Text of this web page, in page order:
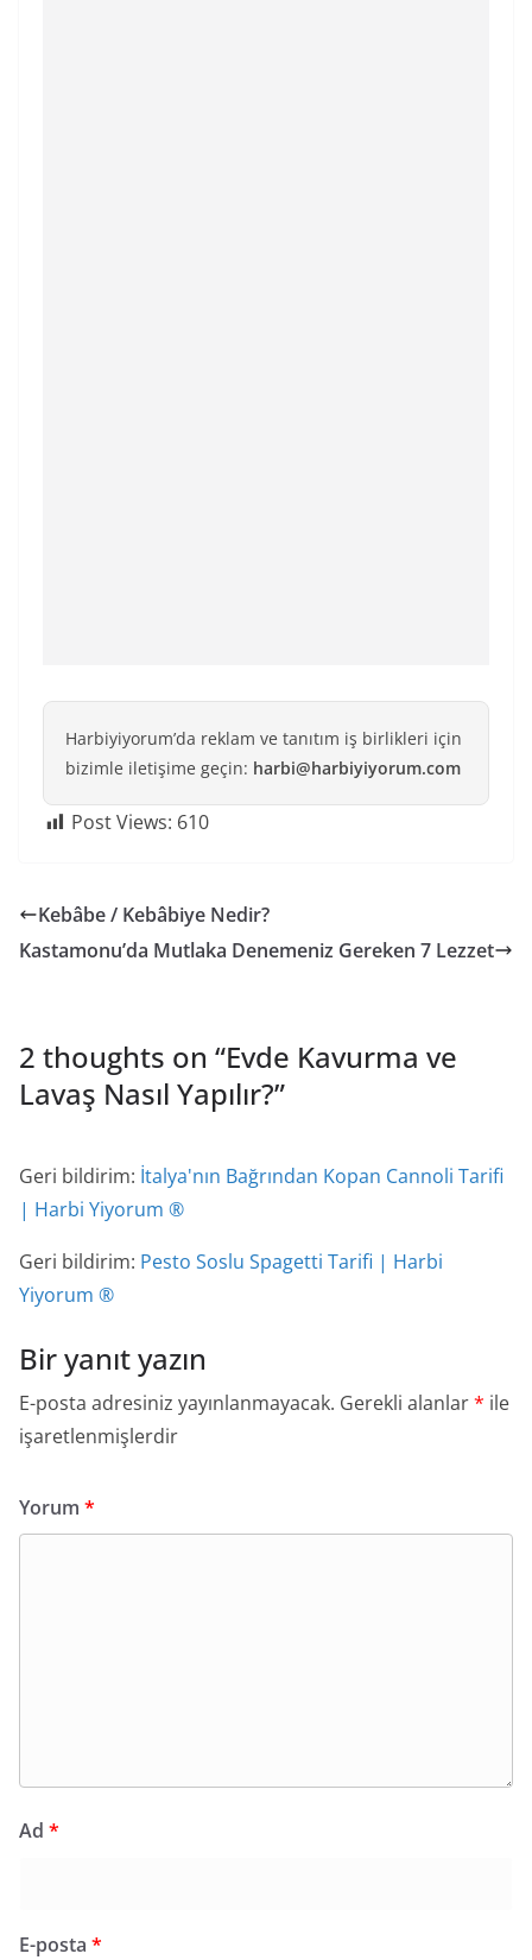
Harbiyiyorum’da reklam ve tanıtım iş birlikleri için
bizimle iletişime geçin: harbi@harbiyiyorum.com
Post Views: 610
Kebâbe / Kebâbiye Nedir?
Kastamonu’da Mutlaka Denemeniz Gereken 7 Lezzet
2 thoughts on “Evde Kavurma ve
Lavaş Nasıl Yapılır?”
Geri bildirim: İtalya'nın Bağrından Kopan Cannoli Tarifi
| Harbi Yiyorum ®
Geri bildirim: Pesto Soslu Spagetti Tarifi | Harbi
Yiyorum ®
Bir yanıt yazın
E-posta adresiniz yayınlanmayacak. Gerekli alanlar* ile
işaretlenmişlerdir
Yorum *
Ad *
E-posta *